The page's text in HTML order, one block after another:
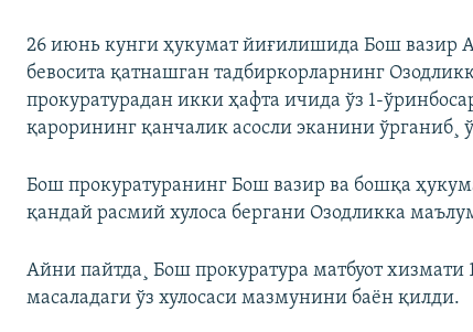
26 июнь кунги ҳукумат йиғилишида Бош вазир
бевосита қатнашган тадбиркорларнинг
прокуратурадан икки ҳафта ичида ўз 1-
қарорининг қанчалик асосли эканини ўрганиб¸
Бош прокуратуранинг Бош вазир ва бошқа
қандай расмий хулоса бергани Озодликка
Айни пайтда¸ Бош прокуратура матбуот хизмати
масаладаги ўз хулосаси мазмунини баëн қилди.